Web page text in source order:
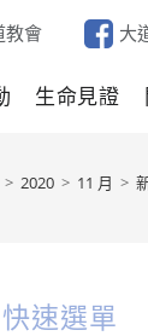
教會 大
生命見證
> 2020 > 11 月 >
快速選單